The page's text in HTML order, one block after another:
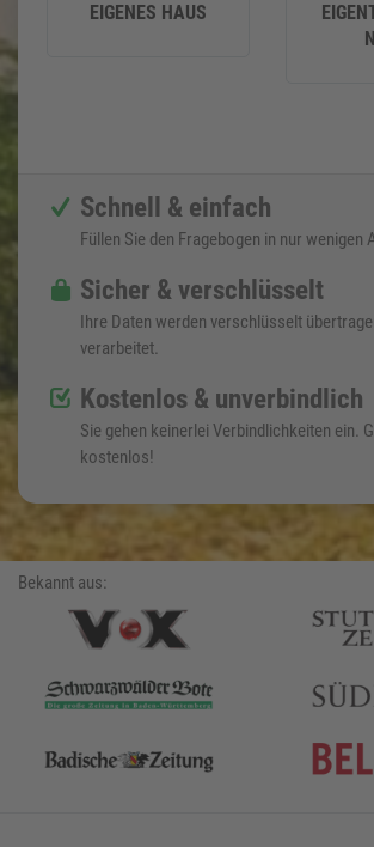
EIGENES HAUS
Schnell & einfach
Füllen Sie den Fragebogen in nur wenigen
Sicher & verschlüsselt
Ihre Daten werden verschlüsselt
verarbeitet.
Kostenlos & unverbindlich
Sie gehen keinerlei Verbindlichkeiten ein.
kostenlos!
Bekannt aus: